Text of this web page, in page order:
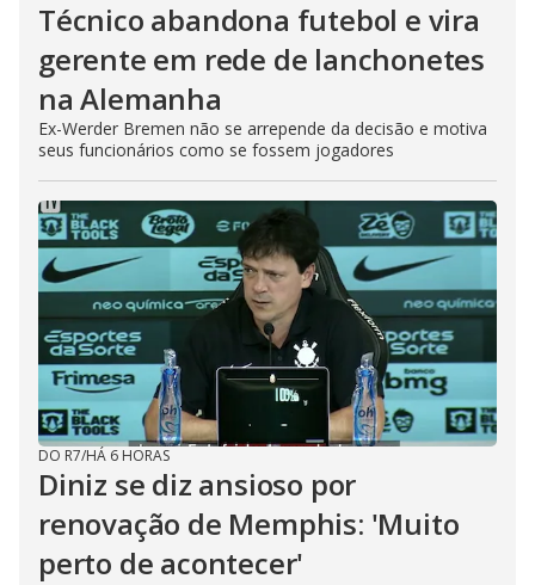
Técnico abandona futebol e vira
gerente em rede de lanchonetes
na Alemanha
Ex-Werder Bremen não se arrepende da decisão e motiva
seus funcionários como se fossem jogadores
DO R7/HÁ 6 HORAS
Diniz se diz ansioso por
renovação de Memphis: 'Muito
perto de acontecer'